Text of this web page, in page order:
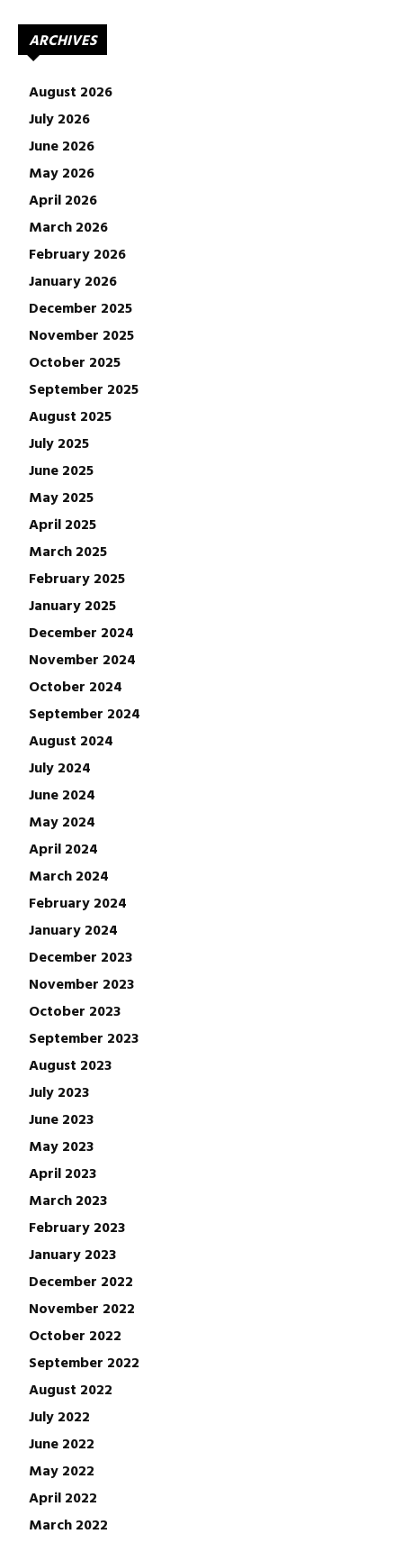
ARCHIVES
August 2026
July 2026
June 2026
May 2026
April 2026
March 2026
February 2026
January 2026
December 2025
November 2025
October 2025
September 2025
August 2025
July 2025
June 2025
May 2025
April 2025
March 2025
February 2025
January 2025
December 2024
November 2024
October 2024
September 2024
August 2024
July 2024
June 2024
May 2024
April 2024
March 2024
February 2024
January 2024
December 2023
November 2023
October 2023
September 2023
August 2023
July 2023
June 2023
May 2023
April 2023
March 2023
February 2023
January 2023
December 2022
November 2022
October 2022
September 2022
August 2022
July 2022
June 2022
May 2022
April 2022
March 2022